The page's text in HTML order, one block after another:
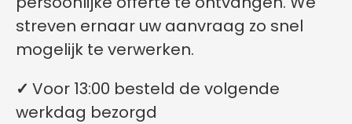
streven ernaar uw aanvraag zo snel
mogelijk te verwerken.
✓ Voor 13:00 besteld de volgende
werkdag bezorgd